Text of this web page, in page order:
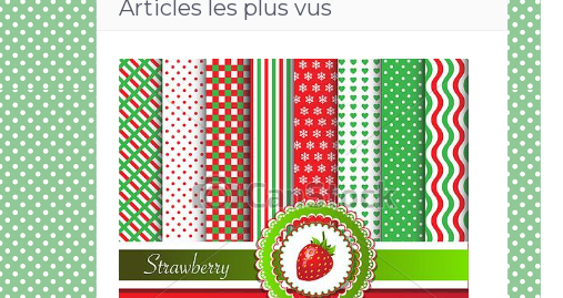
Articles les plus vus